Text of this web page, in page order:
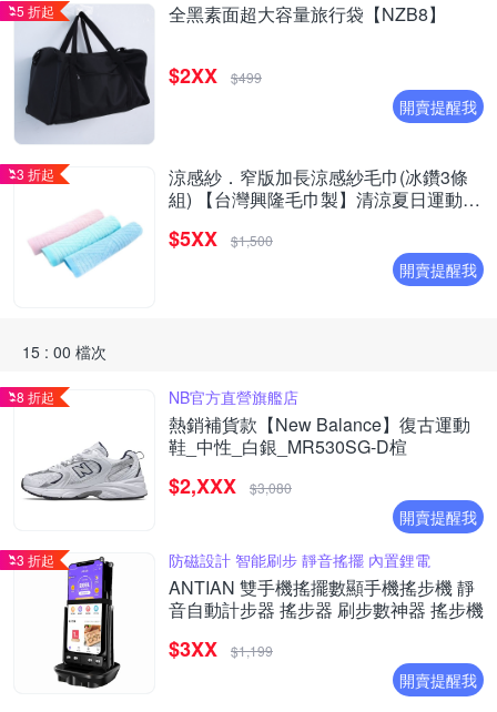
5 折起 全黑素面超大容量旅行袋【NZB8】
$2XX $499
開賣提醒我
3 折起
涼感紗．窄版加長涼感紗毛巾(冰鑽3條
組) 【台灣興隆毛巾製】清涼夏日運動必
$5XX $1,500
開賣提醒我
15 : 00 檔次
8 折起 NB官方直營旗艦店
熱銷補貨款【New Balance】復古運動
鞋_中性_白銀_MR530SG-D楦
$2,XXX $3,080
開賣提醒我
3 折起 防磁設計 智能刷步 靜音搖擺 內置鋰電
ANTIAN 雙手機搖擺數顯手機搖步機 靜
音自動計步器 搖步器 刷步數神器 搖步機
$3XX $1,199
開賣提醒我